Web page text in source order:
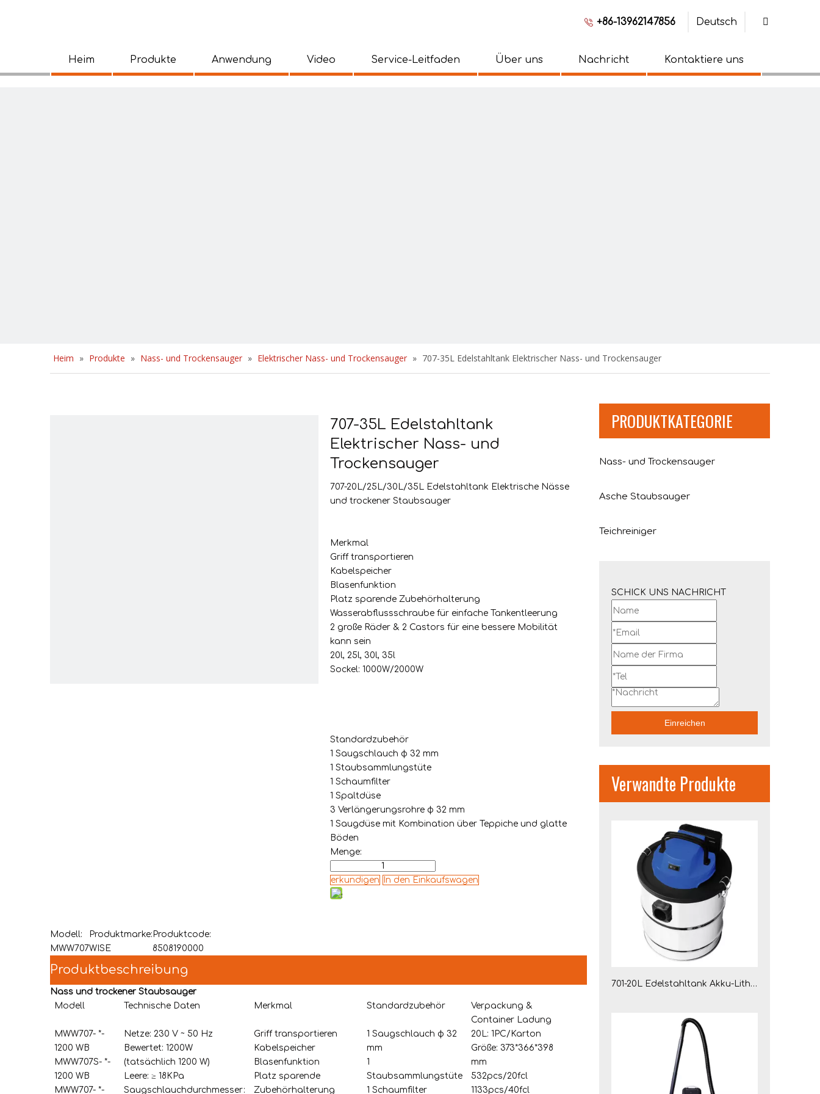
+86-13962147856 Deutsch
Heim Produkte Anwendung Video Service-Leitfaden Über uns Nachricht Kontaktiere uns
Heim » Produkte » Nass- und Trockensauger » Elektrischer Nass- und Trockensauger » 707-35L Edelstahltank Elektrischer Nass- und Trockensauger
707-35L Edelstahltank
Elektrischer Nass- und
Trockensauger
707-20L/25L/30L/35L Edelstahltank Elektrische Nässe
und trockener Staubsauger
Merkmal
Griff transportieren
Kabelspeicher
Blasenfunktion
Platz sparende Zubehörhalterung
Wasserabflussschraube für einfache Tankentleerung
2 große Räder & 2 Castors für eine bessere Mobilität
kann sein
20l, 25l, 30l, 35l
Sockel: 1000W/2000W
Standardzubehör
1 Saugschlauch φ 32 mm
1 Staubsammlungstüte
1 Schaumfilter
1 Spaltdüse
3 Verlängerungsrohre φ 32 mm
1 Saugdüse mit Kombination über Teppiche und glatte
Böden
Menge:
erkundigen In den Einkaufswagen
Modell:
MWW707
Produktmarke:
WISE
Produktcode:
8508190000
Produktbeschreibung
Nass und trockener Staubsauger
Modell
Technische Daten Merkmal Standardzubehör
Verpackung &
Container Ladung
MWW707- *-
1200 WB
MWW707S- *-
1200 WB
MWW707- *-
Netze: 230 V ~ 50 Hz
Bewertet: 1200W
(tatsächlich 1200 W)
Leere: ≥ 18KPa
Saugschlauchdurchmesser:
Griff transportieren
Kabelspeicher
Blasenfunktion
Platz sparende
Zubehörhalterung
1 Saugschlauch φ 32
mm
1
Staubsammlungstüte
1 Schaumfilter
20L: 1PC/Karton
Größe: 373*366*398
mm
532pcs/20fcl
1133pcs/40fcl
PRODUKTKATEGORIE
Nass- und Trockensauger
Asche Staubsauger
Teichreiniger
SCHICK UNS NACHRICHT
Einreichen
Verwandte Produkte
701-20L Edelstahltank Akku-Lithium-Ionen-Asche-Staubsauger für Kamin, Grill